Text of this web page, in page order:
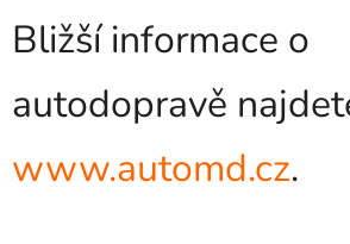
Bližší informace o
autodopravě
www.automd.cz.